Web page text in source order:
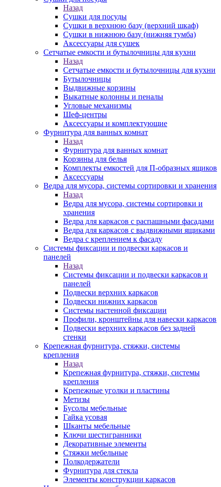
Назад
Сушки для посуды
Сушки в верхнюю базу (верхний шкаф)
Сушки в нижнюю базу (нижняя тумба)
Аксессуары для сушек
Сетчатые емкости и бутылочницы для кухни
Назад
Сетчатые емкости и бутылочницы для кухни
Бутылочницы
Выдвижные корзины
Выкатные колонны и пеналы
Угловые механизмы
Шеф-центры
Аксессуары и комплектующие
Фурнитура для ванных комнат
Назад
Фурнитура для ванных комнат
Корзины для белья
Комплекты емкостей для П-образных ящиков
Аксессуары
Ведра для мусора, системы сортировки и хранения
Назад
Ведра для мусора, системы сортировки и
хранения
Ведра для каркасов с распашными фасадами
Ведра для каркасов с выдвижными ящиками
Ведра с креплением к фасаду
Системы фиксации и подвески каркасов и
панелей
Назад
Системы фиксации и подвески каркасов и
панелей
Подвески верхних каркасов
Подвески нижних каркасов
Системы настенной фиксации
Профили, кронштейны для навески каркасов
Подвески верхних каркасов без задней
стенки
Крепежная фурнитура, стяжки, системы
крепления
Назад
Крепежная фурнитура, стяжки, системы
крепления
Крепежные уголки и пластины
Метизы
Бусолы мебельные
Гайка усовая
Шканты мебельные
Ключи шестигранники
Декоративные элементы
Стяжки мебельные
Полкодержатели
Фурнитура для стекла
Элементы конструкции каркасов